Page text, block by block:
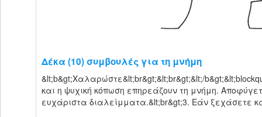
Δέκα (10) συμβουλές για τη μνήμη
&lt;b&gt;Χαλαρώστε&lt;br&gt;&lt;br&gt;&lt;/
και η ψυχική κόπωση επηρεάζουν τη μνήμη.
ευχάριστα διαλείμματα.&lt;br&gt;3. Εάν ξεχάσετε